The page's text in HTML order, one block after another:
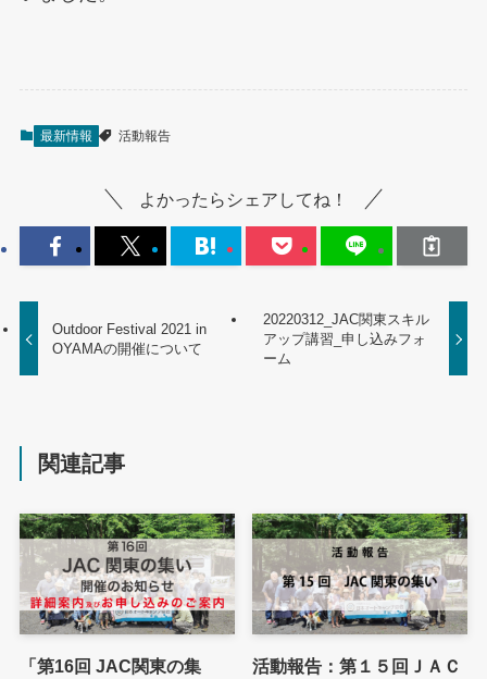
最新情報 活動報告
よかったらシェアしてね！
Outdoor Festival 2021 in
OYAMAの開催について
20220312_JAC関東スキル
アップ講習_申し込みフォ
ーム
関連記事
「第16回 JAC関東の集
活動報告：第１５回ＪＡＣ